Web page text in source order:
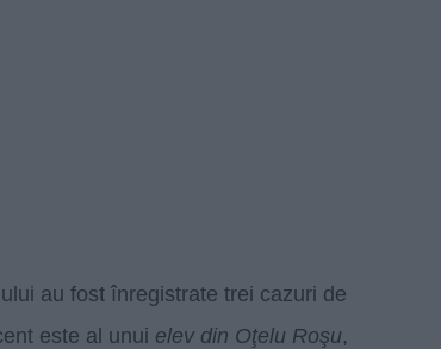
au fost înregistrate trei cazuri de
este al unui elev din Oţelu Roşu,